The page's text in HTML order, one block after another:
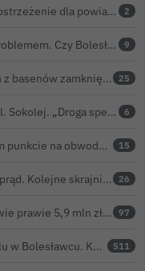
Będzie naprawdę gorąco. IMGW wydało ostrzeżenie dla powiatu bolesławieckiego 2
Użytkownicy hulajnóg coraz większym problemem. Czy Bolesławiec powinien pójść śladem Gniezna? 9
Incydent kałowy przy Spacerowej. Jeden z basenów zamknięty do odwołania 25
Urząd Miasta odpowiada na zarzuty ws. ul. Sokolej. „Droga spełnia wszystkie normy” 6
Kolejne zderzenie samochodów w stałym punkcie na obwodnicy Bolesławca 15
Jedna hulajnoga, dwie osoby i jazda pod prąd. Kolejne skrajnie nieodpowiedzialne zachowanie na ulicach Bolesławca 26
NFZ nie uznał odwołania szpitala w sprawie prawie 5,9 mln zł. Barczyk: rozważamy sąd 97
Spółka ludzi ze szpitala zarabia na szpitalu w Bolesławcu. Kwoty pozostają tajne 511